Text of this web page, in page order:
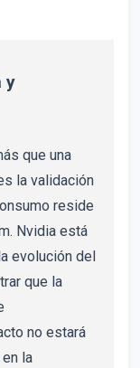
y
que una
la validación
reside
Nvidia está
evolución del
que la
no estará
la